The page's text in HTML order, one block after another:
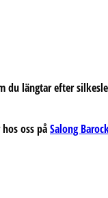
längtar efter
oss påSalong